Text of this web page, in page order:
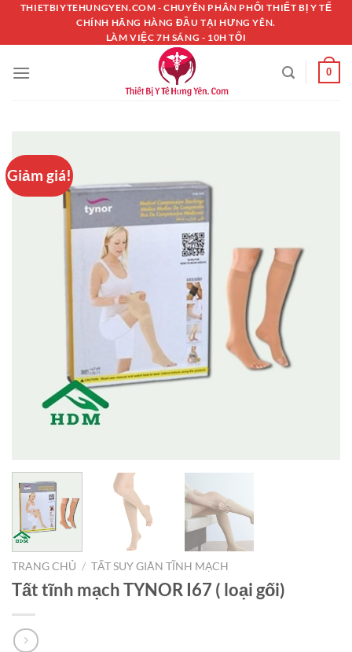
Chuyển
nội
dung
THIETBIYTEHUNGYEN.COM - CHUYÊN PHÂN PHỐI THIẾT BỊ Y TẾ
CHÍNH HÃNG HÀNG ĐẦU TẠI HƯNG YÊN.
LÀM VIỆC 7H SÁNG - 10H TỐI
0
Giảm giá!
TRANG CHỦ / TẤT SUY GIÃN TĨNH MẠCH
Tất tĩnh mạch TYNOR I67 ( loại gối)